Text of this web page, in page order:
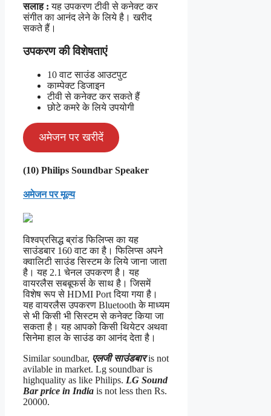
सलाह : यह उपकरण टीवी से कनेक्ट कर
संगीत का आनंद लेने के लिये है। खरीद
सकते हैं।
उपकरण की विशेषताएं
10 वाट साउंड आउटपुट
काम्पेक्ट डिजाइन
टीवी से कनेक्ट कर सकते हैं
छोटे कमरे के लिये उपयोगी
अमेजन पर खरीदें
(10) Philips Soundbar Speaker
अमेजन पर मूल्य
विश्वप्रसिद्ध ब्रांड फिलिप्स का यह
साउंडबार 160 वाट का है। फिलिप्स अपने
क्वालिटी साउंड सिस्टम के लिये जाना जाता
है। यह 2.1 चेनल उपकरण है। यह
वायरलैस सबबूफर्स के साथ है। जिसमें
विशेष रूप से HDMI Port दिया गया है।
यह वायरलैस उपकरण Bluetooth के माध्यम
से भी किसी भी सिस्टम से कनेक्ट किया जा
सकता है। यह आपको किसी थियेटर अथवा
सिनेमा हाल के साउंड का आनंद देता है।
Similar soundbar, एलजी साउंडबारis not
avilable in market. Lg soundbar is
highquality as like Philips. LG Sound
Bar price in India is not less then Rs.
20000.